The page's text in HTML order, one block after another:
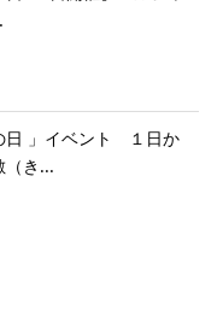
日 」イベント １日か
（き...